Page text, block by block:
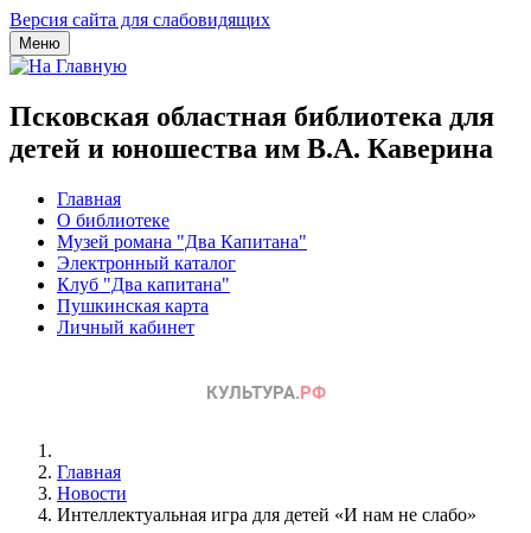
Версия сайта для слабовидящих
Меню
Псковская областная библиотека для
детей и юношества им В.А. Каверина
Главная
О библиотеке
Музей романа "Два Капитана"
Электронный каталог
Клуб "Два капитана"
Пушкинская карта
Личный кабинет
Главная
Новости
Интеллектуальная игра для детей «И нам не слабо»